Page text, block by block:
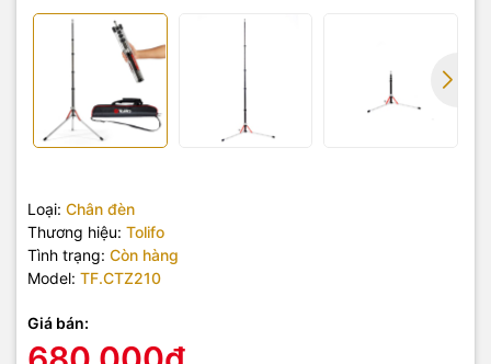
Loại: Chân đèn
Thương hiệu: Tolifo
Tình trạng: Còn hàng
Model: TF.CTZ210
Giá bán: